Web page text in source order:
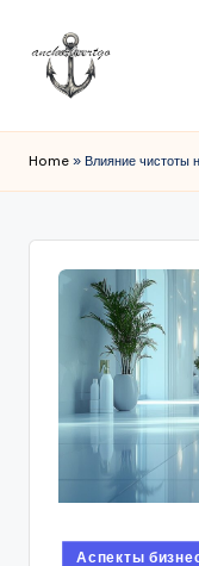
Home » Влияние чистоты
Posted
Аспекты